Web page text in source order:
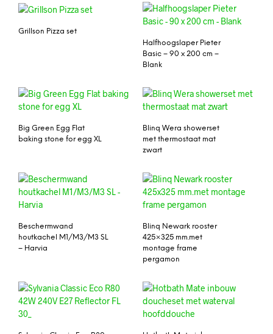
Grillson Pizza set
Halfhoogslaper Pieter
Basic – 90 x 200 cm –
Blank
Big Green Egg Flat
baking stone for egg XL
Blinq Wera showerset
met thermostaat mat
zwart
Beschermwand
houtkachel M1/M3/M3 SL
– Harvia
Blinq Newark rooster
425×325 mm.met
montage frame
pergamon